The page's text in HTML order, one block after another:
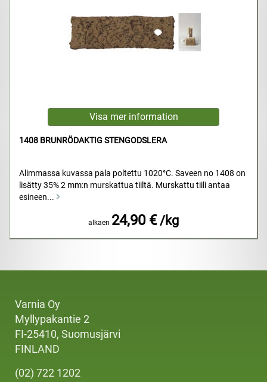
1408 BRUNRÖDAKTIG STENGODSLERA
Alimmassa kuvassa pala poltettu 1020°C. Saveen no 1408 on
lisätty 35% 2 mm:n murskattua tiiltä. Murskattu tiili antaa
esineen...
alkaen 24,90 € /kg
Varnia Oy
Myllypakantie 2
FI-25410, Suomusjärvi
FINLAND
(02) 722 1202